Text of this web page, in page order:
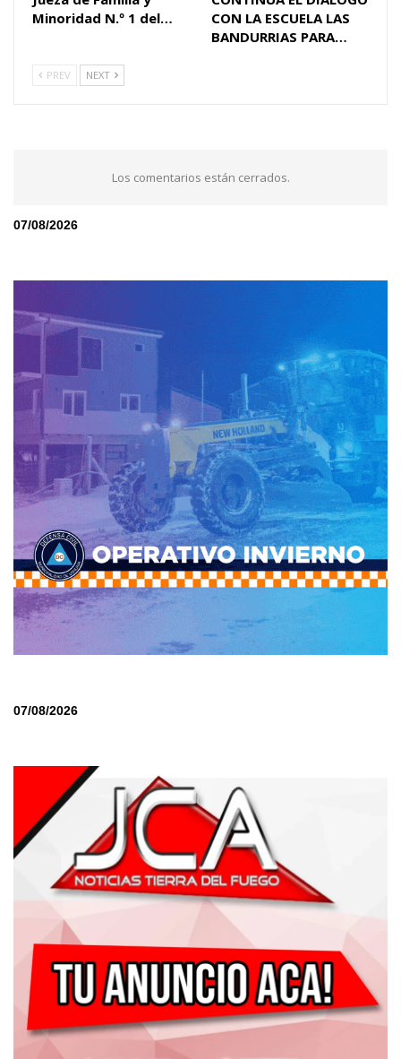
Minoridad N.º 1 del…
CON LA ESCUELA LAS
BANDURRIAS PARA…
PREV NEXT
Los comentarios están cerrados.
07/08/2026
07/08/2026